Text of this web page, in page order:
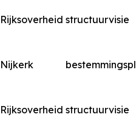
Rijksoverheid structuurvisie
Nijkerk
Rijksoverheid structuurvisie